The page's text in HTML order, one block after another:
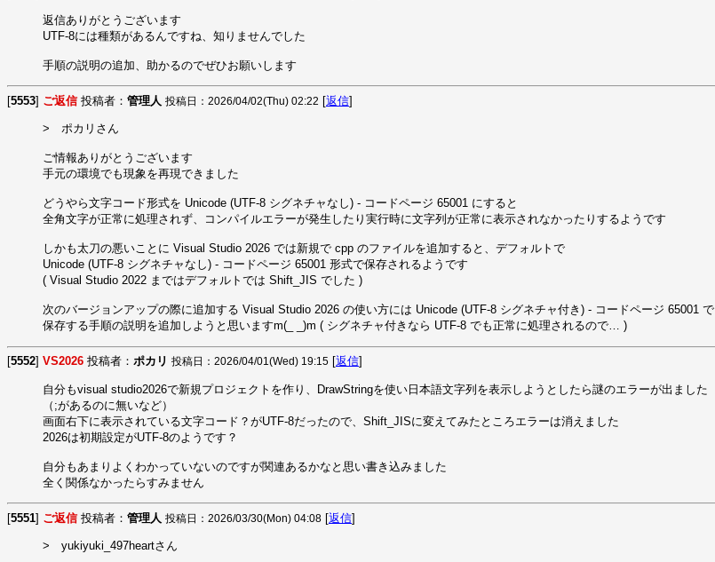
返信ありがとうございます
UTF-8には種類があるんですね、知りませんでした
手順の説明の追加、助かるのでぜひお願いします
[5553] ご返信 投稿者： 管理人 投稿日：2026/04/02(Thu) 02:22 [返信]
>　ポカリさん
ご情報ありがとうございます
手元の環境でも現象を再現できました
どうやら文字コード形式を Unicode (UTF-8 シグネチャなし) - コードページ 65001 にすると
全角文字が正常に処理されず、コンパイルエラーが発生したり実行時に文字列が正常に表示されなかったりするようです
しかも太刀の悪いことに Visual Studio 2026 では新規で cpp のファイルを追加すると、デフォルトで
Unicode (UTF-8 シグネチャなし) - コードページ 65001 形式で保存されるようです
( Visual Studio 2022 まではデフォルトでは Shift_JIS でした )
次のバージョンアップの際に追加する Visual Studio 2026 の使い方には Unicode (UTF-8 シグネチャ付き) - コードページ 65001 で
保存する手順の説明を追加しようと思いますm(_ _)m ( シグネチャ付きなら UTF-8 でも正常に処理されるので… )
[5552] VS2026 投稿者： ポカリ 投稿日：2026/04/01(Wed) 19:15 [返信]
自分もvisual studio2026で新規プロジェクトを作り、DrawStringを使い日本語文字列を表示しようとしたら謎のエラーが出ました
（;があるのに無いなど）
画面右下に表示されている文字コード？がUTF-8だったので、Shift_JISに変えてみたところエラーは消えました
2026は初期設定がUTF-8のようです？
自分もあまりよくわかっていないのですが関連あるかなと思い書き込みました
全く関係なかったらすみません
[5551] ご返信 投稿者： 管理人 投稿日：2026/03/30(Mon) 04:08 [返信]
>　yukiyuki_497heartさん